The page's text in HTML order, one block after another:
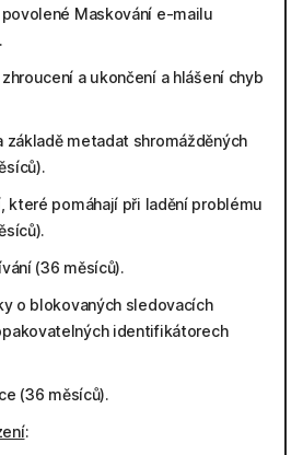
Maskování e-mailu
a ukončení a hlášení chyb
základě metadat shromážděných
které pomáhají při ladění problému
(36 měsíců).
o blokovaných sledovacích
identifikátorech
(36 měsíců).
: